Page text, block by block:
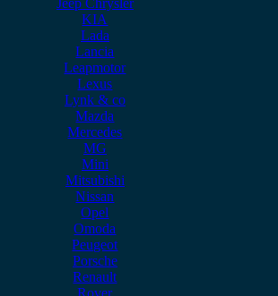
Jeep Chrysler
KIA
Lada
Lancia
Leapmotor
Lexus
Lynk & co
Mazda
Mercedes
MG
Mini
Mitsubishi
Nissan
Opel
Omoda
Peugeot
Porsche
Renault
Rover